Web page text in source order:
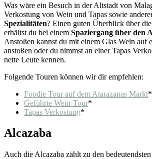
Was wäre ein Besuch in der Altstadt von
Verkostung von Wein und Tapas sowie
Spezialitäten? Einen guten Überblick über
erhältst du bei einem Spaziergang über den
Anstoßen kannst du mit einem Glas Wein auf
anstoßen oder du nimmst an einer Tapas
nette Leute kennen.
Folgende Touren können wir dir empfehlen:
Foodie Tour auf dem Atarazanas Markt*
Geführte Wein-Tour*
Tapas Verkostung*
Alcazaba
Auch die Alcazaba zählt zu den